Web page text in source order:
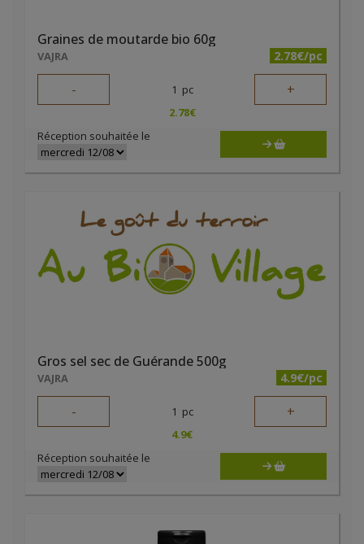
Graines de moutarde bio 60g
VAJRA 2.78€/pc
- 1 pc +
2.78€
Réception souhaitée le
Gros sel sec de Guérande 500g
VAJRA 4.9€/pc
- 1 pc +
4.9€
Réception souhaitée le